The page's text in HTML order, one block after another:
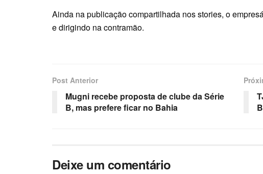
Ainda na publicação compartilhada nos stories, o
e dirigindo na contramão.
Post Anterior
Mugni recebe proposta de clube da Série
B, mas prefere ficar no Bahia
Deixe um comentário